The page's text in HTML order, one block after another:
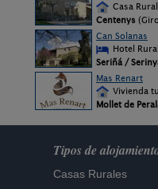
Casa
Centenys
Can Solanas
Hotel
Seriñá /
Mas Renart
Vivienda
Mollet de
Tipos de
Casas Rurales